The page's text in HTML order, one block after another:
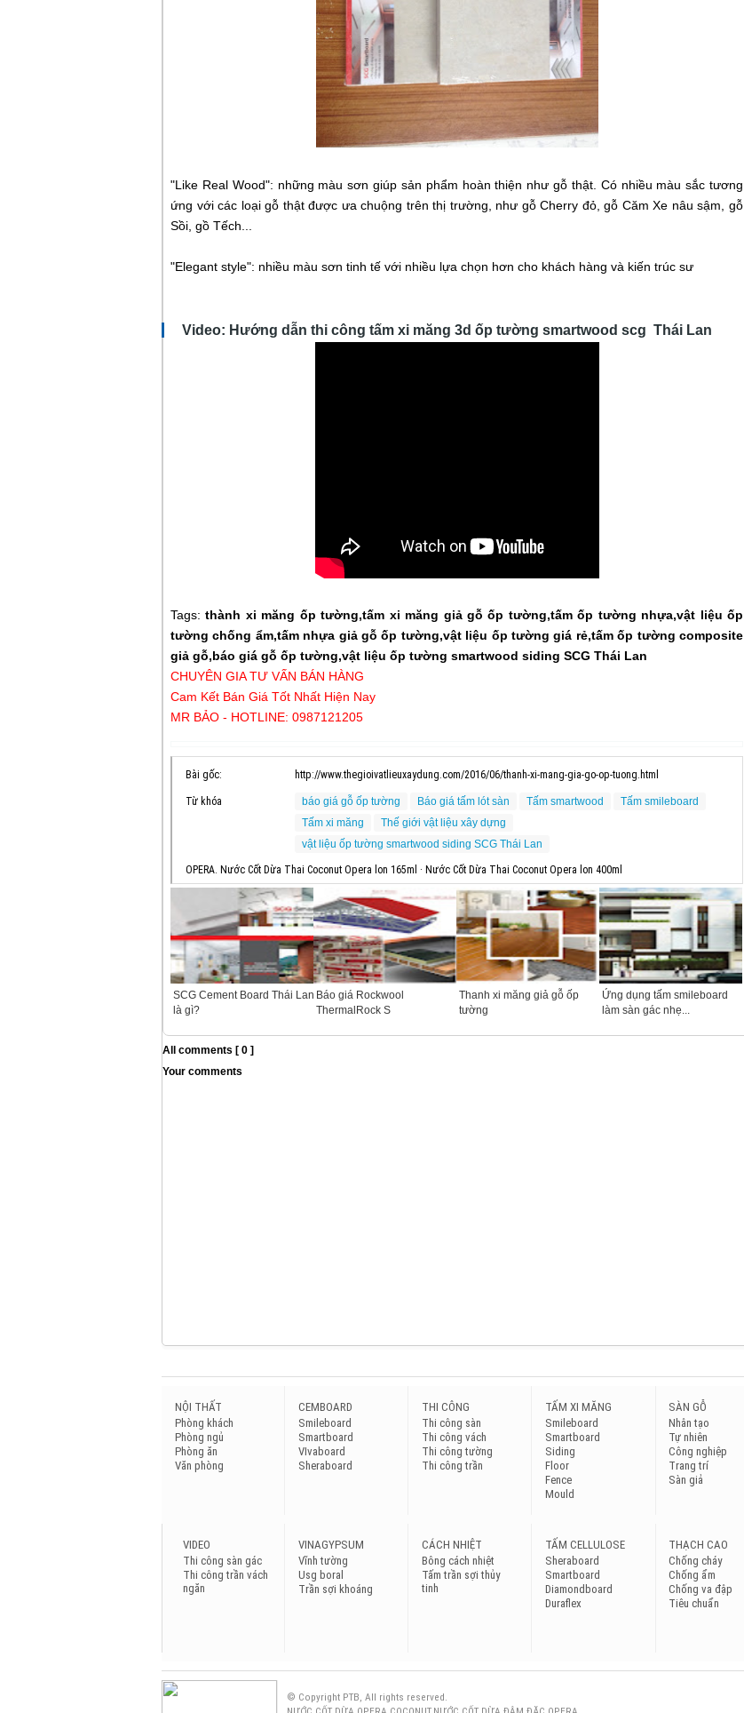
"Like Real Wood": những màu sơn giúp sản phẩm hoàn thiện như gỗ thật. Có nhiều màu sắc tương
ứng với các loại gỗ thật được ưa chuộng trên thị trường, như gỗ Cherry đỏ, gỗ Căm Xe nâu sậm, gỗ
Sồi, gồ Tếch...
"Elegant style": nhiều màu sơn tinh tế với nhiều lựa chọn hơn cho khách hàng và kiến trúc sư
Video: Hướng dẫn thi công tấm xi măng 3d ốp tường smartwood scg Thái Lan
Tags:thành xi măng ốp tường,tấm xi măng giả gỗ ốp tường,tấm ốp tường nhựa,vật liệu ốp
tường chống ẩm,tấm nhựa giả gỗ ốp tường,vật liệu ốp tường giá rẻ,tấm ốp tường composite
giả gỗ,báo giá gỗ ốp tường,vật liệu ốp tường smartwood siding SCG Thái Lan
CHUYÊN GIA TƯ VẤN BÁN HÀNG
Cam Kết Bán Giá Tốt Nhất Hiện Nay
MR BẢO - HOTLINE: 0987121205
Bài gốc: http://www.thegioivatlieuxaydung.com/2016/06/thanh-xi-mang-gia-go-op-tuong.html
Từ khóa báo giá gỗ ốp tường Báo giá tấm lót sàn Tấm smartwood
Tấm smileboard
Tấm xi măng
Thế giới vật liệu xây dựng
vật liệu ốp tường smartwood siding SCG Thái Lan
OPERA. Nước Cốt Dừa Thai Coconut Opera lon 165ml · Nước Cốt Dừa Thai Coconut Opera lon 400ml
SCG Cement Board Thái Lan
là gì?
Báo giá Rockwool
ThermalRock S
Thanh xi măng giả gỗ ốp
tường
Ứng dụng tấm smileboard
làm sàn gác nhẹ...
All comments [ 0 ]
Your comments
NỘI THẤT
Phòng khách
Phòng ngủ
Phòng ăn
Văn phòng
CEMBOARD
Smileboard
Smartboard
VIvaboard
Sheraboard
THI CÔNG
Thi công sàn
Thi công vách
Thi công tường
Thi công trần
TẤM XI MĂNG
Smileboard
Smartboard
Siding
Floor
Fence
Mould
SÀN GỖ
Nhân tạo
Tự nhiên
Công nghiệp
Trang trí
Sàn giả
VIDEO
Thi công sàn gác
Thi công trần vách
ngăn
VINAGYPSUM
Vĩnh tường
Usg boral
Trần sợi khoáng
CÁCH NHIỆT
Bông cách nhiệt
Tấm trần sợi thủy
tinh
TẤM CELLULOSE
Sheraboard
Smartboard
Diamondboard
Duraflex
THẠCH CAO
Chống cháy
Chống ẩm
Chống va đập
Tiêu chuẩn
© Copyright PTB, All rights reserved.